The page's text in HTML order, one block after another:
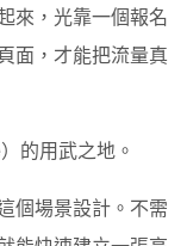
來，光靠一個報名
面，才能把流量真
的用武之地。
個場景設計。不需